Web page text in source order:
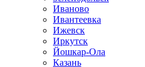
Иваново
Ивантеевка
Ижевск
Иркутск
Йошкар-Ола
Казань